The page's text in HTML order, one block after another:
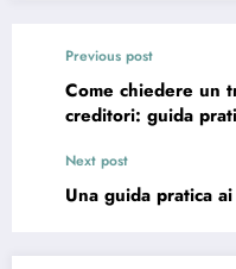
Previous post
Come chiedere un
creditori: guida
Next post
Una guida pratica